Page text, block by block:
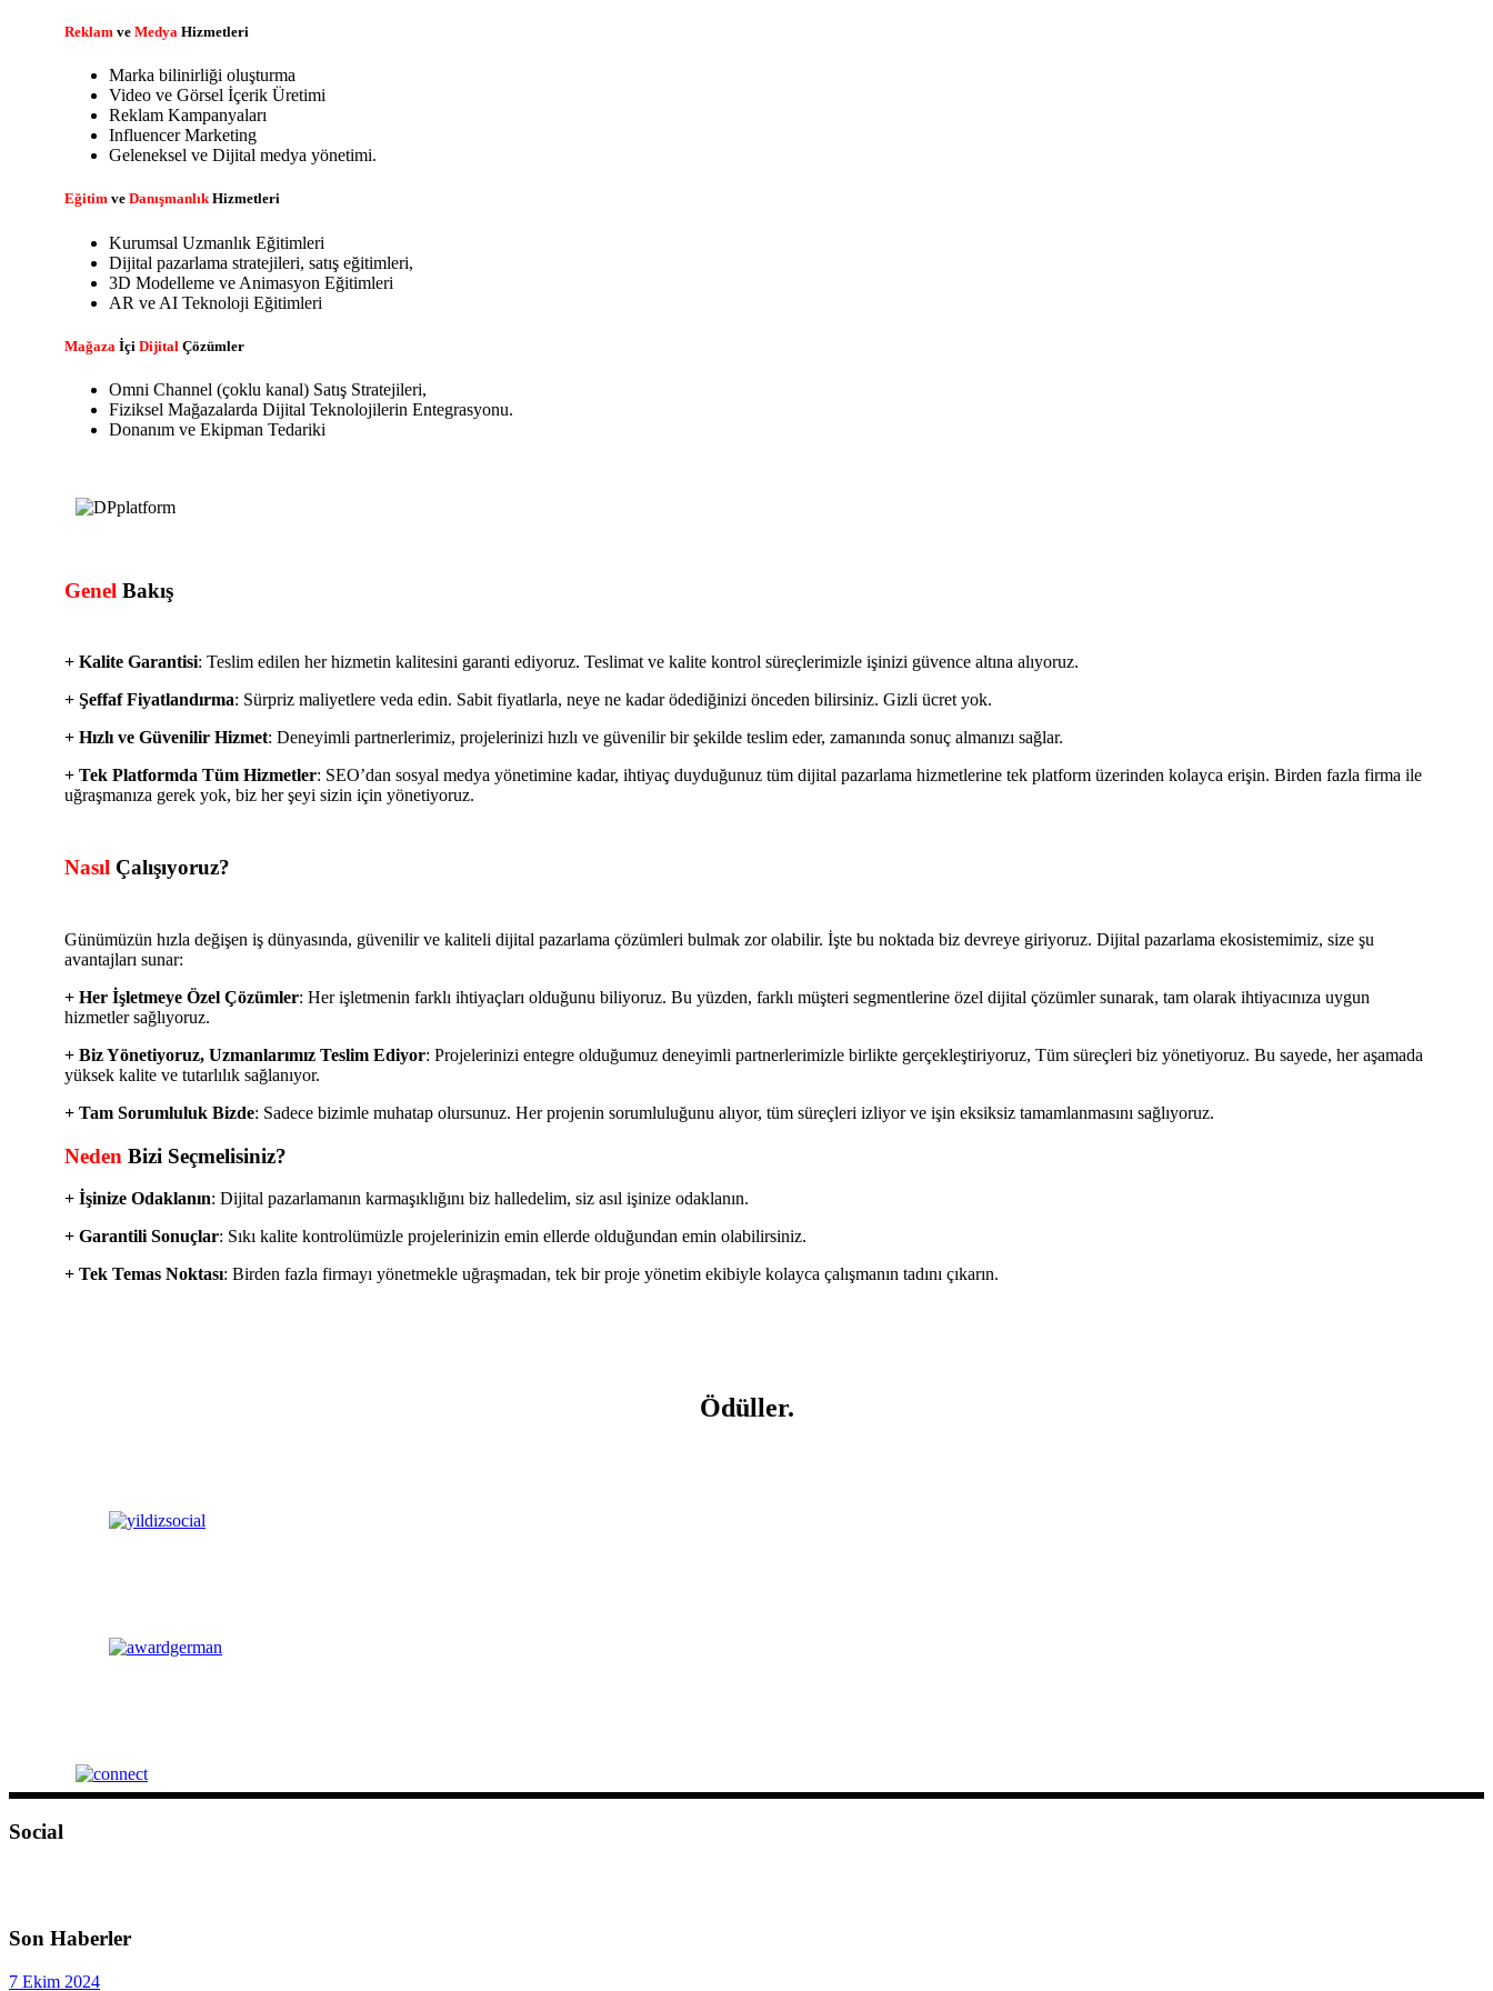
Reklam ve Medya Hizmetleri
Marka bilinirliği oluşturma
Video ve Görsel İçerik Üretimi
Reklam Kampanyaları
Influencer Marketing
Geleneksel ve Dijital medya yönetimi.
Eğitim ve DanışmanlıkHizmetleri
Kurumsal Uzmanlık Eğitimleri
Dijital pazarlama stratejileri, satış eğitimleri,
3D Modelleme ve Animasyon Eğitimleri
AR ve AI Teknoloji Eğitimleri
Mağaza İçi Dijital Çözümler
Omni Channel (çoklu kanal) Satış Stratejileri,
Fiziksel Mağazalarda Dijital Teknolojilerin Entegrasyonu.
Donanım ve Ekipman Tedariki
Genel Bakış
+ Kalite Garantisi: Teslim edilen her hizmetin kalitesini garanti ediyoruz. Teslimat ve kalite kontrol süreçlerimizle işinizi güvence altına alıyoruz.
+ Şeffaf Fiyatlandırma: Sürpriz maliyetlere veda edin. Sabit fiyatlarla, neye ne kadar ödediğinizi önceden bilirsiniz. Gizli ücret yok.
+ Hızlı ve Güvenilir Hizmet: Deneyimli partnerlerimiz, projelerinizi hızlı ve güvenilir bir şekilde teslim eder, zamanında sonuç almanızı sağlar.
+ Tek Platformda Tüm Hizmetler: SEO’dan sosyal medya yönetimine kadar, ihtiyaç duyduğunuz tüm dijital pazarlama hizmetlerine tek platform üzerinden kolayca erişin. Birden fazla firma ile
uğraşmanıza gerek yok, biz her şeyi sizin için yönetiyoruz.
Nasıl Çalışıyoruz?
Günümüzün hızla değişen iş dünyasında, güvenilir ve kaliteli dijital pazarlama çözümleri bulmak zor olabilir. İşte bu noktada biz devreye giriyoruz. Dijital pazarlama ekosistemimiz, size şu
avantajları sunar:
+ Her İşletmeye Özel Çözümler: Her işletmenin farklı ihtiyaçları olduğunu biliyoruz. Bu yüzden, farklı müşteri segmentlerine özel dijital çözümler sunarak, tam olarak ihtiyacınıza uygun
hizmetler sağlıyoruz.
+ Biz Yönetiyoruz, Uzmanlarımız Teslim Ediyor: Projelerinizi entegre olduğumuz deneyimli partnerlerimizle birlikte gerçekleştiriyoruz, Tüm süreçleri biz yönetiyoruz. Bu sayede, her aşamada
yüksek kalite ve tutarlılık sağlanıyor.
+ Tam Sorumluluk Bizde: Sadece bizimle muhatap olursunuz. Her projenin sorumluluğunu alıyor, tüm süreçleri izliyor ve işin eksiksiz tamamlanmasını sağlıyoruz.
Neden Bizi Seçmelisiniz?
+ İşinize Odaklanın: Dijital pazarlamanın karmaşıklığını biz halledelim, siz asıl işinize odaklanın.
+ Garantili Sonuçlar: Sıkı kalite kontrolümüzle projelerinizin emin ellerde olduğundan emin olabilirsiniz.
+ Tek Temas Noktası: Birden fazla firmayı yönetmekle uğraşmadan, tek bir proje yönetim ekibiyle kolayca çalışmanın tadını çıkarın.
Ödüller.
Social
Son Haberler
7 Ekim 2024